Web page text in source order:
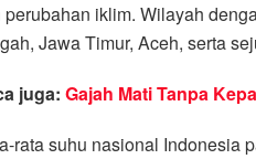
perubahan iklim. Wilayah
Jawa Timur, Aceh, serta
juga: Gajah Mati Tanpa
rata suhu nasional Indonesia